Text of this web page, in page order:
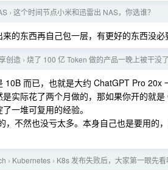
› 这个时间节点小米和迅雷出 NAS，你选谁？
的东西再自己包一层，有更好的东西没必
创造 › 烧了 100 亿 Token 做的产品一晚上被干没
而已，也就是大约 ChatGPT Pro 20x
实际花了两个月做的，那如果你开的就
一堆可复用的经验。
，不然也没亏太多。本身自己也是要用的
› Kubernetes › K8s 发布失败后，大家第一眼先看